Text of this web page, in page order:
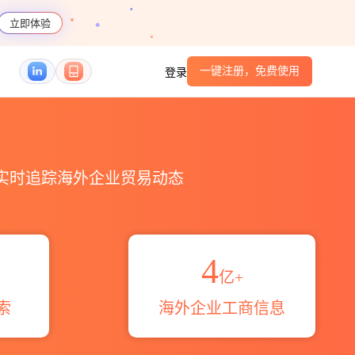
立即体验
登录 一键注册，免费使用
时追踪海外企业贸易动态
4亿+
海外企业工商信息